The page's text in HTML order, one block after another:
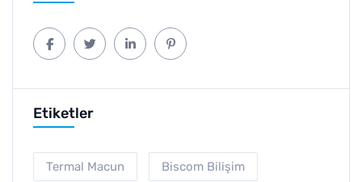
Etiketler
Termal Macun Biscom Bilişim